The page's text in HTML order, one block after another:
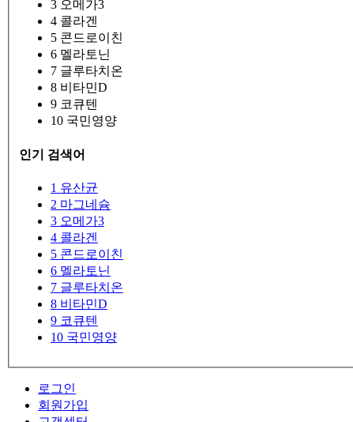
3 오메가3
4 콜라겐
5 콘드로이친
6 멜라토닌
7 글루타치온
8 비타민D
9 코큐텐
10 국민영양
인기 검색어
1 유산균
2 마그네슘
3 오메가3
4 콜라겐
5 콘드로이친
6 멜라토닌
7 글루타치온
8 비타민D
9 코큐텐
10 국민영양
로그인
회원가입